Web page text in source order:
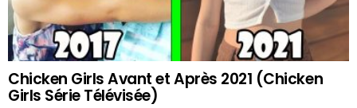
Chicken Girls Avant et Après 2021 (Chicken
Girls Série Télévisée)